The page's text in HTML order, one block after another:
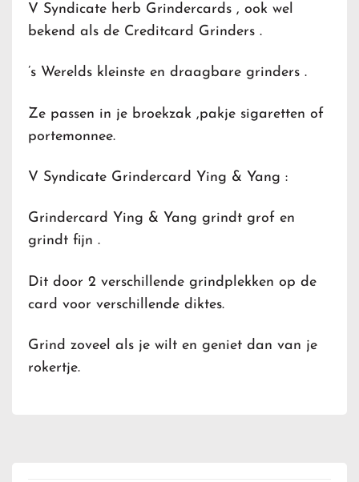
V Syndicate herb Grindercards , ook wel
bekend als de Creditcard Grinders .
’s Werelds kleinste en draagbare grinders .
Ze passen in je broekzak ,pakje sigaretten of
portemonnee.
V Syndicate Grindercard Ying & Yang :
Grindercard Ying & Yang grindt grof en
grindt fijn .
Dit door 2 verschillende grindplekken op de
card voor verschillende diktes.
Grind zoveel als je wilt en geniet dan van je
rokertje.